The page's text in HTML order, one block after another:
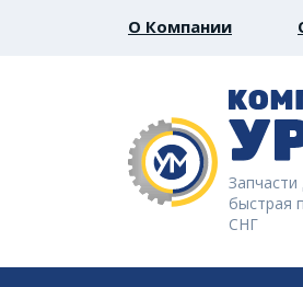
О Компании
Запчасти
быстрая
СНГ